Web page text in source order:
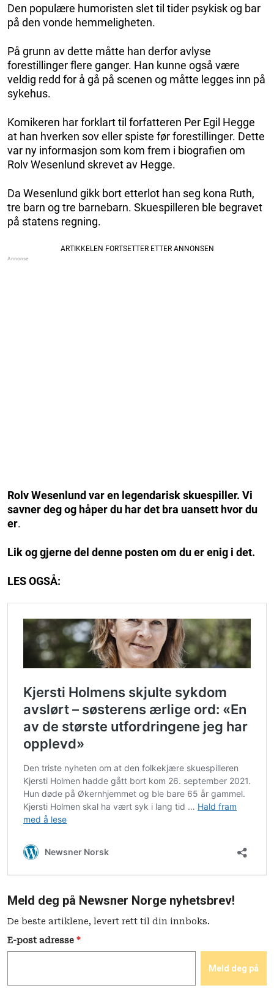
Den populære humoristen slet til tider psykisk og bar
på den vonde hemmeligheten.
På grunn av dette måtte han derfor avlyse
forestillinger flere ganger. Han kunne også være
veldig redd for å gå på scenen og måtte legges inn på
sykehus.
Komikeren har forklart til forfatteren Per Egil Hegge
at han hverken sov eller spiste før forestillinger. Dette
var ny informasjon som kom frem i biografien om
Rolv Wesenlund skrevet av Hegge.
Da Wesenlund gikk bort etterlot han seg kona Ruth,
tre barn og tre barnebarn. Skuespilleren ble begravet
på statens regning.
Rolv Wesenlund var en legendarisk skuespiller. Vi
savner deg og håper du har det bra uansett hvor du
er.
Lik og gjerne del denne posten om du er enig i det.
LES OGSÅ: